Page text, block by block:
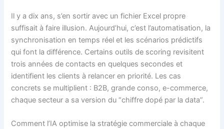
Il y a dix ans, s’en sortir avec un fichier Excel propre
suffisait à faire illusion. Aujourd’hui, c’est l’automatisation, la
synchronisation en temps réel et les scénarios prédictifs
qui font la différence. Certains outils de scoring revisitent
trois années de contacts en quelques secondes et
identifient les clients à relancer en priorité. Les cas
concrets se multiplient : B2B, grande conso, e-commerce,
chaque secteur a sa version du “chiffre dopé par la data”.
Comment l’IA optimise la stratégie commerciale à chaque